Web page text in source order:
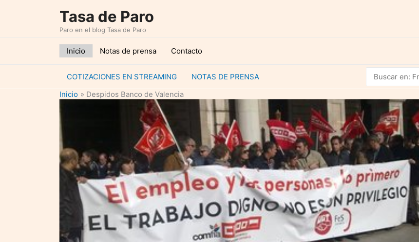
Tasa de Paro
Paro en el blog Tasa de Paro
Inicio Notas de prensa Contacto
COTIZACIONES EN STREAMING NOTAS DE PRENSA
Buscar
por:
Inicio
Despidos Banco de Valencia